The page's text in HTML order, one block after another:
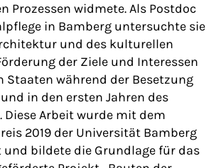
Prozessen widmete. Als Postdoc
in Bamberg untersuchte sie
und des kulturellen
der Ziele und Interessen
Staaten während der Besetzung
in den ersten Jahren des
Diese Arbeit wurde mit dem
2019 der Universität Bamberg
und bildete die Grundlage für das